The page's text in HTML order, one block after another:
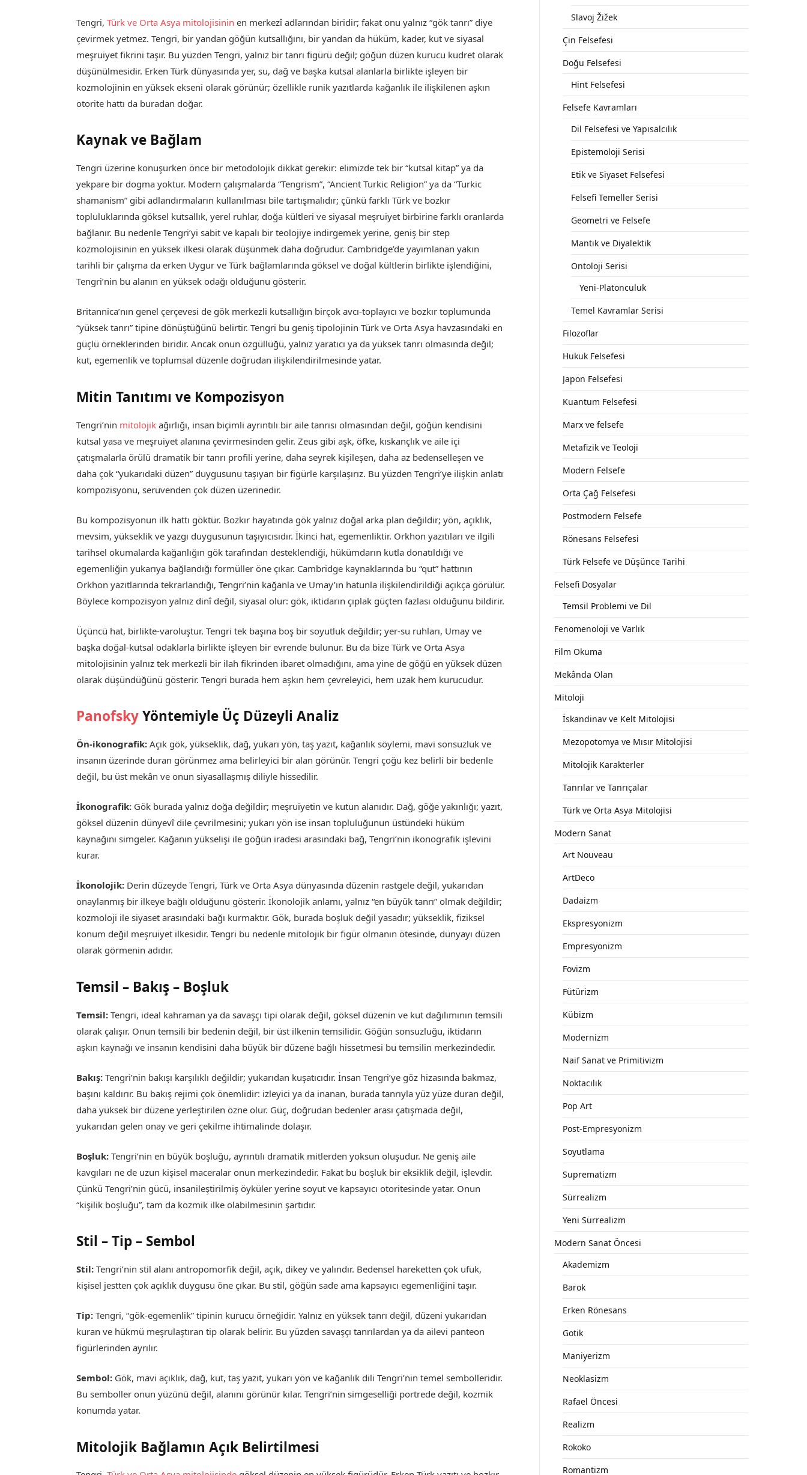
Tengri,Türk ve Orta Asya mitolojisinin en merkezî adlarından biridir; fakat onu yalnız “gök tanrı” diye
çevirmek yetmez. Tengri, bir yandan göğün kutsallığını, bir yandan da hüküm, kader, kut ve siyasal
meşruiyet fikrini taşır. Bu yüzden Tengri, yalnız bir tanrı figürü değil; göğün düzen kurucu kudret olarak
düşünülmesidir. Erken Türk dünyasında yer, su, dağ ve başka kutsal alanlarla birlikte işleyen bir
kozmolojinin en yüksek ekseni olarak görünür; özellikle runik yazıtlarda kağanlık ile ilişkilenen aşkın
otorite hattı da buradan doğar.
Kaynak ve Bağlam
Tengri üzerine konuşurken önce bir metodolojik dikkat gerekir: elimizde tek bir “kutsal kitap” ya da
yekpare bir dogma yoktur. Modern çalışmalarda “Tengrism”, “Ancient Turkic Religion” ya da “Turkic
shamanism” gibi adlandırmaların kullanılması bile tartışmalıdır; çünkü farklı Türk ve bozkır
topluluklarında göksel kutsallık, yerel ruhlar, doğa kültleri ve siyasal meşruiyet birbirine farklı oranlarda
bağlanır. Bu nedenle Tengri’yi sabit ve kapalı bir teolojiye indirgemek yerine, geniş bir step
kozmolojisinin en yüksek ilkesi olarak düşünmek daha doğrudur. Cambridge’de yayımlanan yakın
tarihli bir çalışma da erken Uygur ve Türk bağlamlarında göksel ve doğal kültlerin birlikte işlendiğini,
Tengri’nin bu alanın en yüksek odağı olduğunu gösterir.
Britannica’nın genel çerçevesi de gök merkezli kutsallığın birçok avcı-toplayıcı ve bozkır toplumunda
“yüksek tanrı” tipine dönüştüğünü belirtir. Tengri bu geniş tipolojinin Türk ve Orta Asya havzasındaki en
güçlü örneklerinden biridir. Ancak onun özgüllüğü, yalnız yaratıcı ya da yüksek tanrı olmasında değil;
kut, egemenlik ve toplumsal düzenle doğrudan ilişkilendirilmesinde yatar.
Mitin Tanıtımı ve Kompozisyon
Tengri’nin mitolojik ağırlığı, insan biçimli ayrıntılı bir aile tanrısı olmasından değil, göğün kendisini
kutsal yasa ve meşruiyet alanına çevirmesinden gelir. Zeus gibi aşk, öfke, kıskançlık ve aile içi
çatışmalarla örülü dramatik bir tanrı profili yerine, daha seyrek kişileşen, daha az bedenselleşen ve
daha çok “yukarıdaki düzen” duygusunu taşıyan bir figürle karşılaşırız. Bu yüzden Tengri’ye ilişkin anlatı
kompozisyonu, serüvenden çok düzen üzerinedir.
Bu kompozisyonun ilk hattı göktür. Bozkır hayatında gök yalnız doğal arka plan değildir; yön, açıklık,
mevsim, yükseklik ve yazgı duygusunun taşıyıcısıdır. İkinci hat, egemenliktir. Orkhon yazıtıları ve ilgili
tarihsel okumalarda kağanlığın gök tarafından desteklendiği, hükümdarın kutla donatıldığı ve
egemenliğin yukarıya bağlandığı formüller öne çıkar. Cambridge kaynaklarında bu “qut” hattının
Orkhon yazıtlarında tekrarlandığı, Tengri’nin kağanla ve Umay’ın hatunla ilişkilendirildiği açıkça görülür.
Böylece kompozisyon yalnız dinî değil, siyasal olur: gök, iktidarın çıplak güçten fazlası olduğunu bildirir.
Üçüncü hat, birlikte-varoluştur. Tengri tek başına boş bir soyutluk değildir; yer-su ruhları, Umay ve
başka doğal-kutsal odaklarla birlikte işleyen bir evrende bulunur. Bu da bize Türk ve Orta Asya
mitolojisinin yalnız tek merkezli bir ilah fikrinden ibaret olmadığını, ama yine de göğü en yüksek düzen
olarak düşündüğünü gösterir. Tengri burada hem aşkın hem çevreleyici, hem uzak hem kurucudur.
PanofskyYöntemiyle Üç Düzeyli Analiz
Ön-ikonografik: Açık gök, yükseklik, dağ, yukarı yön, taş yazıt, kağanlık söylemi, mavi sonsuzluk ve
insanın üzerinde duran görünmez ama belirleyici bir alan görünür. Tengri çoğu kez belirli bir bedenle
değil, bu üst mekân ve onun siyasallaşmış diliyle hissedilir.
İkonografik: Gök burada yalnız doğa değildir; meşruiyetin ve kutun alanıdır. Dağ, göğe yakınlığı; yazıt,
göksel düzenin dünyevî dile çevrilmesini; yukarı yön ise insan topluluğunun üstündeki hüküm
kaynağını simgeler. Kağanın yükselişi ile göğün iradesi arasındaki bağ, Tengri’nin ikonografik işlevini
kurar.
İkonolojik: Derin düzeyde Tengri, Türk ve Orta Asya dünyasında düzenin rastgele değil, yukarıdan
onaylanmış bir ilkeye bağlı olduğunu gösterir. İkonolojik anlamı, yalnız “en büyük tanrı” olmak değildir;
kozmoloji ile siyaset arasındaki bağı kurmaktır. Gök, burada boşluk değil yasadır; yükseklik, fiziksel
konum değil meşruiyet ilkesidir. Tengri bu nedenle mitolojik bir figür olmanın ötesinde, dünyayı düzen
olarak görmenin adıdır.
Temsil – Bakış – Boşluk
Temsil: Tengri, ideal kahraman ya da savaşçı tipi olarak değil, göksel düzenin ve kut dağılımının temsili
olarak çalışır. Onun temsili bir bedenin değil, bir üst ilkenin temsilidir. Göğün sonsuzluğu, iktidarın
aşkın kaynağı ve insanın kendisini daha büyük bir düzene bağlı hissetmesi bu temsilin merkezindedir.
Bakış: Tengri’nin bakışı karşılıklı değildir; yukarıdan kuşatıcıdır. İnsan Tengri’ye göz hizasında bakmaz,
başını kaldırır. Bu bakış rejimi çok önemlidir: izleyici ya da inanan, burada tanrıyla yüz yüze duran değil,
daha yüksek bir düzene yerleştirilen özne olur. Güç, doğrudan bedenler arası çatışmada değil,
yukarıdan gelen onay ve geri çekilme ihtimalinde dolaşır.
Boşluk: Tengri’nin en büyük boşluğu, ayrıntılı dramatik mitlerden yoksun oluşudur. Ne geniş aile
kavgıları ne de uzun kişisel maceralar onun merkezindedir. Fakat bu boşluk bir eksiklik değil, işlevdir.
Çünkü Tengri’nin gücü, insanileştirilmiş öyküler yerine soyut ve kapsayıcı otoritesinde yatar. Onun
“kişilik boşluğu”, tam da kozmik ilke olabilmesinin şartıdır.
Stil – Tip – Sembol
Stil: Tengri’nin stil alanı antropomorfik değil, açık, dikey ve yalındır. Bedensel hareketten çok ufuk,
kişisel jestten çok açıklık duygusu öne çıkar. Bu stil, göğün sade ama kapsayıcı egemenliğini taşır.
Tip: Tengri, “gök-egemenlik” tipinin kurucu örneğidir. Yalnız en yüksek tanrı değil, düzeni yukarıdan
kuran ve hükmü meşrulaştıran tip olarak belirir. Bu yüzden savaşçı tanrılardan ya da ailevi panteon
figürlerinden ayrılır.
Sembol: Gök, mavi açıklık, dağ, kut, taş yazıt, yukarı yön ve kağanlık dili Tengri’nin temel sembolleridir.
Bu semboller onun yüzünü değil, alanını görünür kılar. Tengri’nin simgeselliği portrede değil, kozmik
konumda yatar.
Mitolojik Bağlamın Açık Belirtilmesi
Slavoj Žižek
Çin Felsefesi
Doğu Felsefesi
Hint Felsefesi
Felsefe Kavramları
Dil Felsefesi ve Yapısalcılık
Epistemoloji Serisi
Etik ve Siyaset Felsefesi
Felsefi Temeller Serisi
Geometri ve Felsefe
Mantık ve Diyalektik
Ontoloji Serisi
Yeni-Platonculuk
Temel Kavramlar Serisi
Filozoflar
Hukuk Felsefesi
Japon Felsefesi
Kuantum Felsefesi
Marx ve felsefe
Metafizik ve Teoloji
Modern Felsefe
Orta Çağ Felsefesi
Postmodern Felsefe
Rönesans Felsefesi
Türk Felsefe ve Düşünce Tarihi
Felsefi Dosyalar
Temsil Problemi ve Dil
Fenomenoloji ve Varlık
Film Okuma
Mekânda Olan
Mitoloji
İskandinav ve Kelt Mitolojisi
Mezopotomya ve Mısır Mitolojisi
Mitolojik Karakterler
Tanrılar ve Tanrıçalar
Türk ve Orta Asya Mitolojisi
Modern Sanat
Art Nouveau
ArtDeco
Dadaizm
Ekspresyonizm
Empresyonizm
Fovizm
Fütürizm
Kübizm
Modernizm
Naif Sanat ve Primitivizm
Noktacılık
Pop Art
Post-Empresyonizm
Soyutlama
Suprematizm
Sürrealizm
Yeni Sürrealizm
Modern Sanat Öncesi
Akademizm
Barok
Erken Rönesans
Gotik
Maniyerizm
Neoklasizm
Rafael Öncesi
Realizm
Rokoko
Romantizm